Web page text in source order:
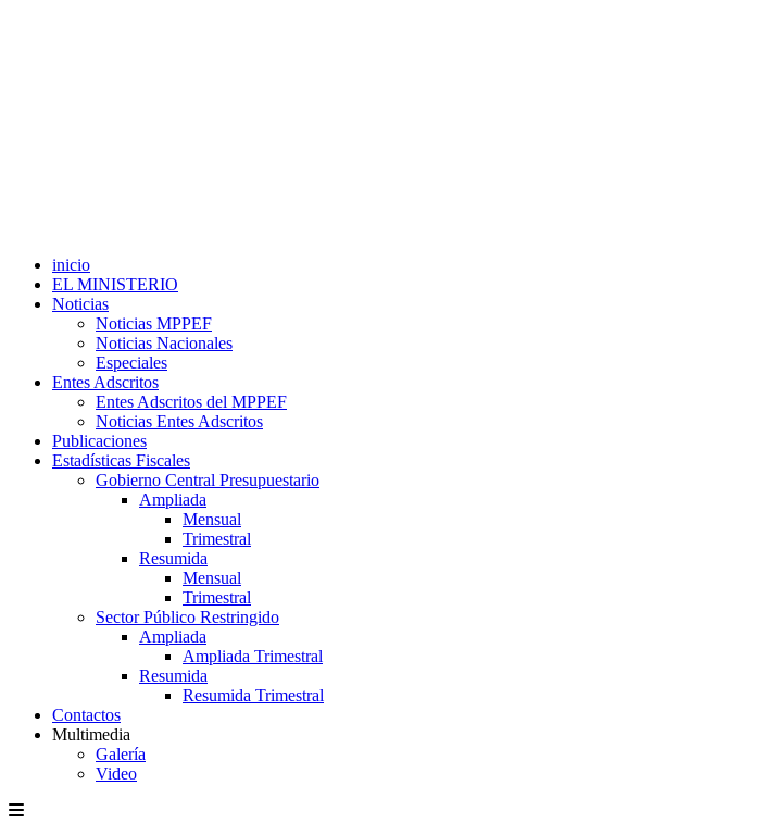
inicio
EL MINISTERIO
Noticias
Noticias MPPEF
Noticias Nacionales
Especiales
Entes Adscritos
Entes Adscritos del MPPEF
Noticias Entes Adscritos
Publicaciones
Estadísticas Fiscales
Gobierno Central Presupuestario
Ampliada
Mensual
Trimestral
Resumida
Mensual
Trimestral
Sector Público Restringido
Ampliada
Ampliada Trimestral
Resumida
Resumida Trimestral
Contactos
Multimedia
Galería
Video